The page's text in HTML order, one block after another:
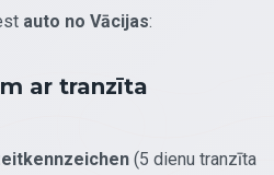
auto no Vācijas:
ar tranzīta
(5 dienu tranzīta